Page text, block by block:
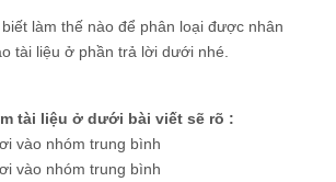
làm thế nào để phân loại được nhân
tài liệu ở phần trả lời dưới nhé.
tài liệu ở dưới bài viết sẽ rõ :
vào nhóm trung bình
vào nhóm trung bình